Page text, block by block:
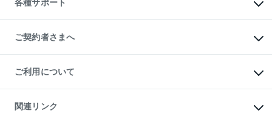
不動産なんでもネット相談室
住まいの税金
投資用一棟レジデンスWELL
不動産小口投資
LEGACIA（レガシア）
アセットマネジメント・出資
各種サポート
相続サポート
リフォームサポート
ご契約者さまへ
ご紹介・再契約特典
入居者様専用-各種ご案内（賃貸）
東急こすもす会「こすもすWeb」
ご利用について
金融商品取引について
東急リバブル ソーシャルメディアポリシー
関連リンク